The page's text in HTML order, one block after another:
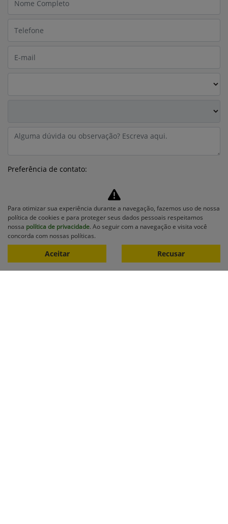
Preferência de contato:
Política de Privacidade
comunicações da concessionária.
Entrar em contato
Para otimizar sua experiência durante a navegação, fazemos uso de nossa
política de cookies e para proteger seus dados pessoais respeitamos
nossa política de privacidade. Ao seguir com a navegação e visita você
concorda com nossas políticas.
Aceitar Recusar